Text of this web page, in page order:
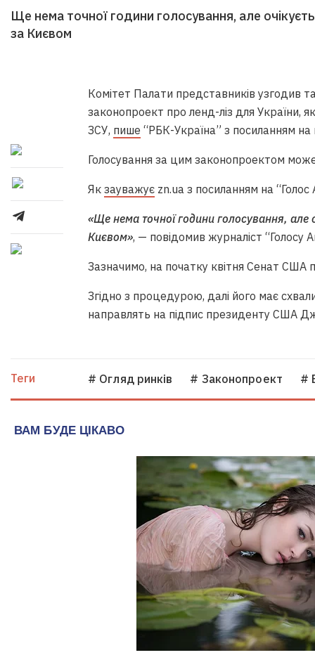
Ще нема точної години голосування, але
за Києвом
Комітет Палати представників узгодив
законопроект про ленд-ліз для України,
ЗСУ, пише “РБК-Україна” з посиланням
Голосування за цим законопроектом
Як зауважує zn.ua з посиланням на
«Ще нема точної години голосування, але
Києвом», — повідомив журналіст “Голосу
Зазначимо, на початку квітня Сенат США
Згідно з процедурою, далі його має
направлять на підпис президенту США
Теги # Огляд ринків # Законопроект #